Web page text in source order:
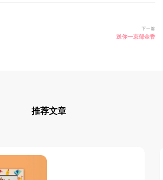
下一篇
送你一束郁金香
推荐文章